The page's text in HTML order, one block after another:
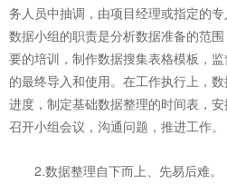
务人员中抽调，由项目经理或指定的专
数据小组的职责是分析数据准备的范
要的培训，制作数据搜集表格模板，
的最终导入和使用。在工作执行上，
进度，制定基础数据整理的时间表，
召开小组会议，沟通问题，推进工作。
2.数据整理自下而上、先易后难。